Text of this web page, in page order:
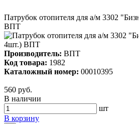
Патрубок отопителя для а/м 3302
ВПТ
Производитель: ВПТ
Код товара: 1982
Каталожный номер: 00010395
560 руб.
В наличии
шт
В корзину